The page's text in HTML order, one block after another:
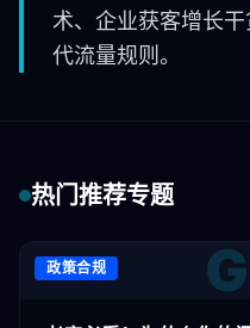
术、企业获客增长
代流量规则。
热门推荐专题
政策合规